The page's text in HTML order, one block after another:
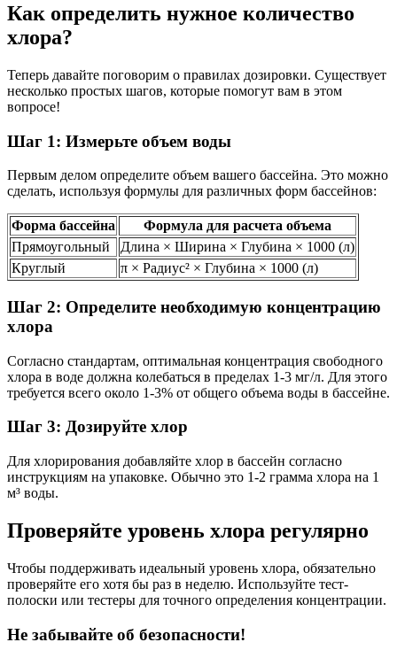
Как определить нужное количество
хлора?
Теперь давайте поговорим о правилах дозировки. Существует
несколько простых шагов, которые помогут вам в этом
вопросе!
Шаг 1: Измерьте объем воды
Первым делом определите объем вашего бассейна. Это можно
сделать, используя формулы для различных форм бассейнов:
Форма бассейна
Формула для расчета объема
Прямоугольный
Длина × Ширина × Глубина × 1000 (л)
Круглый
π × Радиус² × Глубина × 1000 (л)
Шаг 2: Определите необходимую концентрацию
хлора
Согласно стандартам, оптимальная концентрация свободного
хлора в воде должна колебаться в пределах 1-3 мг/л. Для этого
требуется всего около 1-3% от общего объема воды в бассейне.
Шаг 3: Дозируйте хлор
Для хлорирования добавляйте хлор в бассейн согласно
инструкциям на упаковке. Обычно это 1-2 грамма хлора на 1
м³ воды.
Проверяйте уровень хлора регулярно
Чтобы поддерживать идеальный уровень хлора, обязательно
проверяйте его хотя бы раз в неделю. Используйте тест-
полоски или тестеры для точного определения концентрации.
Не забывайте об безопасности!